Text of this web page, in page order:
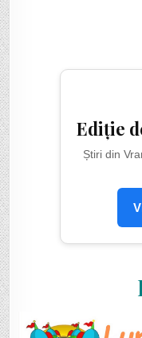
Ediție
Știri din